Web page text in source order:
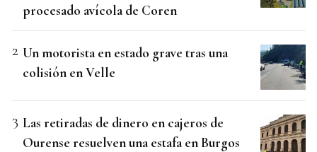
procesado avícola de Coren
Un motorista en estado grave tras una
colisión en Velle
Las retiradas de dinero en cajeros de
Ourense resuelven una estafa en Burgos